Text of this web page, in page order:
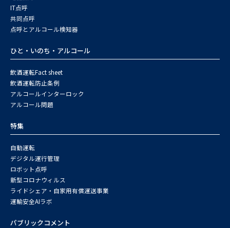
IT点呼
共同点呼
点呼とアルコール検知器
ひと・いのち・アルコール
飲酒運転Fact sheet
飲酒運転防止条例
アルコールインターロック
アルコール問題
特集
自動運転
デジタル運行管理
ロボット点呼
新型コロナウィルス
ライドシェア・自家用有償運送事業
運輸安全AIラボ
パブリックコメント